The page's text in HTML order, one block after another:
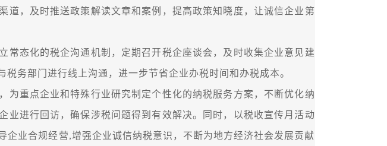
道，及时推送政策解读文章和案例，提高政策知晓度，让诚信企业第
态化的税企沟通机制，定期召开税企座谈会，及时收集企业意见建
务部门进行线上沟通，进一步节省企业办税时间和办税成本。
重点企业和特殊行业研究制定个性化的纳税服务方案，不断优化纳
业进行回访，确保涉税问题得到有效解决。同时，以税收宣传月活动
企业合规经营,增强企业诚信纳税意识，不断为地方经济社会发展贡献